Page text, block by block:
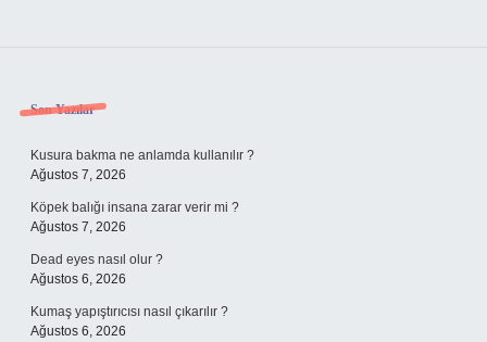
Sidebar
Son Yazılar
Kusura bakma ne anlamda kullanılır ?
Ağustos 7, 2026
Köpek balığı insana zarar verir mi ?
Ağustos 7, 2026
Dead eyes nasıl olur ?
Ağustos 6, 2026
Kumaş yapıştırıcısı nasıl çıkarılır ?
Ağustos 6, 2026